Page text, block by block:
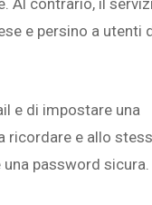
e persino a utenti
e di impostare una
ricordare e allo
password sicura.